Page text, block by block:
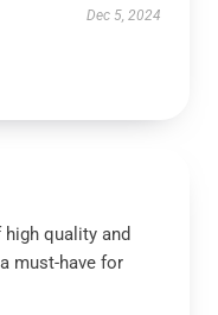
Dec 5, 2024
quality and
must-have for